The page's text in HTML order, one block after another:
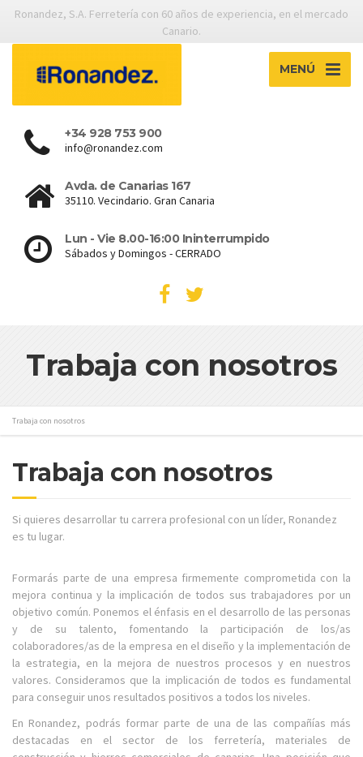
Ronandez, S.A. Ferretería con 60 años de experiencia, en el mercado
Canario.
MENÚ
+34 928 753 900
info@ronandez.com
Avda. de Canarias 167
35110. Vecindario. Gran Canaria
Lun - Vie 8.00-16:00 Ininterrumpido
Sábados y Domingos - CERRADO
Trabaja con nosotros
Trabaja con nosotros
Trabaja con nosotros
Si quieres desarrollar tu carrera profesional con un líder, Ronandez
es tu lugar.
Formarás parte de una empresa firmemente comprometida con la
mejora continua y la implicación de todos sus trabajadores por un
objetivo común. Ponemos el énfasis en el desarrollo de las personas
y de su talento, fomentando la participación de los/as
colaboradores/as de la empresa en el diseño y la implementación de
la estrategia, en la mejora de nuestros procesos y en nuestros
valores. Consideramos que la implicación de todos es fundamental
para conseguir unos resultados positivos a todos los niveles.
En Ronandez, podrás formar parte de una de las compañías más
destacadas en el sector de los ferretería, materiales de